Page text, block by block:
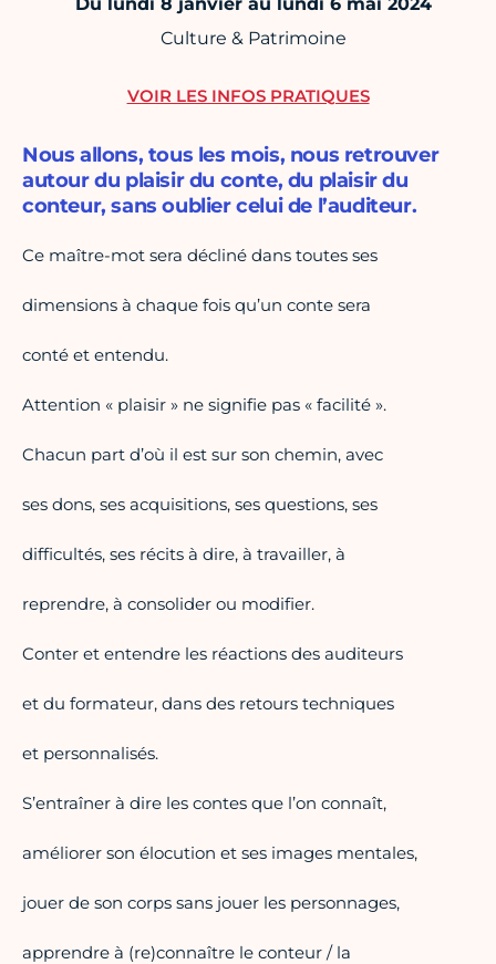
Du lundi 8 janvier au lundi 6 mai 2024
Culture & Patrimoine
Nous allons, tous les mois, nous retrouver
autour du plaisir du conte, du plaisir du
conteur, sans oublier celui de l’auditeur.
Ce maître-mot sera décliné dans toutes ses
dimensions à chaque fois qu’un conte sera
conté et entendu.
Attention « plaisir » ne signifie pas « facilité ».
Chacun part d’où il est sur son chemin, avec
ses dons, ses acquisitions, ses questions, ses
difficultés, ses récits à dire, à travailler, à
reprendre, à consolider ou modifier.
Conter et entendre les réactions des auditeurs
et du formateur, dans des retours techniques
et personnalisés.
S’entraîner à dire les contes que l’on connaît,
améliorer son élocution et ses images mentales,
jouer de son corps sans jouer les personnages,
apprendre à (re)connaître le conteur / la
VOIR LES INFOS PRATIQUES